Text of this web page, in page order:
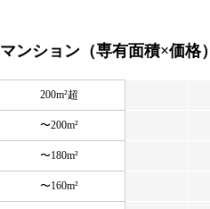
マンション（専有面積×価格）
200m²超
〜200m²
〜180m²
〜160m²